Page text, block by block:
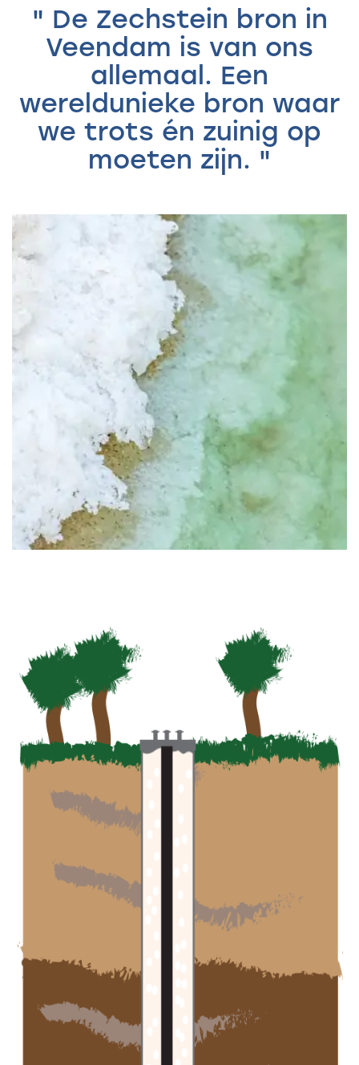
" De Zechstein bron in
Veendam is van ons
allemaal. Een
wereldunieke bron waar
we trots én zuinig op
moeten zijn. "